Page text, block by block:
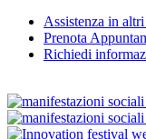
Assistenza in
Prenota
Richiedi